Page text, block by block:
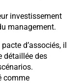
investissement
management.
d’associés, il
détaillée des
comme